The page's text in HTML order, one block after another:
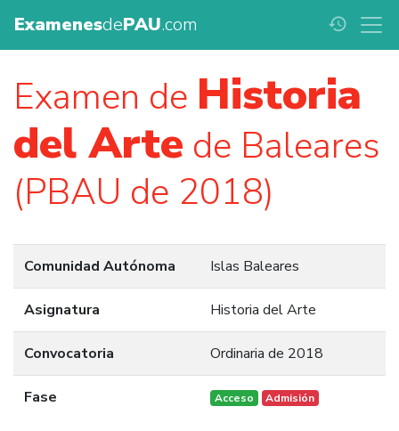
ExamenesdePAU.com history
Examen de Historia
del Arte de Baleares
(PBAU de 2018)
Comunidad Autónoma Islas Baleares
Asignatura Historia del Arte
Convocatoria Ordinaria de 2018
Fase Acceso Admisión